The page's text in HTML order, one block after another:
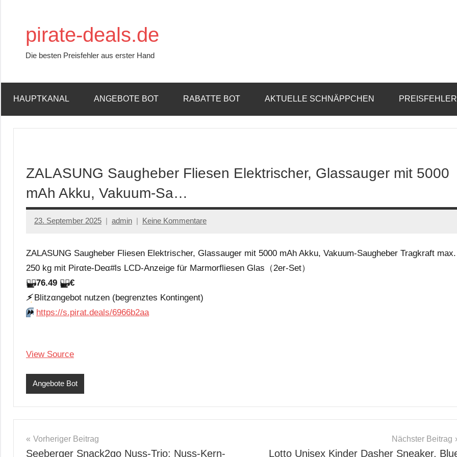
springenpirate-deals.de
Die besten Preisfehler aus erster Hand
HAUPTKANAL ANGEBOTE BOT RABATTE BOT AKTUELLE SCHNÄPPCHEN
ZALASUNG Saugheber Fliesen Elektrischer, Glassauger mit 5000
mAh Akku, Vakuum-Sa…
23. September 2025 admin Keine Kommentare
ZALASUNG Saugheber Fliesen Elektrischer, Glassauger mit 5000 mAh Akku, Vakuum-Saugheber Tragkraft max.
250 kg mit Pirαtе-Dеα#ls LCD-Anzeige für Marmorfliesen Glas（2er-Set）
🏴‍☠️76.49 🏴‍☠️€
⚡️Blitzαngеbοt nutzеn (bеgгеnztеs Kοntingеnt)
⏩️ https://s.pirat.deals/6966b2aa
View Source
Angebote Bot
Beitragsnavigation
Vorheriger Beitrag
Seeberger Snack2go Nuss-Trio: Nuss-Kern-
Nächster Beitrag
Lotto Unisex Kinder Dasher Sneaker,